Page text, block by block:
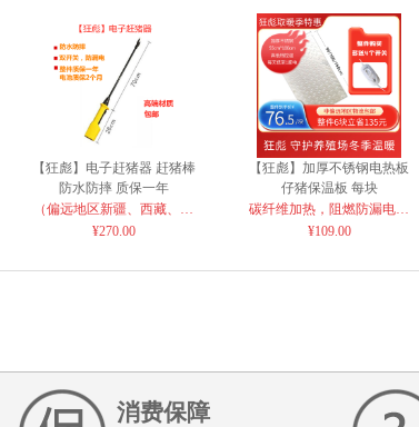
【狂彪】电子赶猪器 赶猪棒
防水防摔 质保一年
96cm12000毫安
（偏远地区新疆、西藏、青
海、宁夏、甘肃运费联系客
¥270.00
【狂彪】加厚不锈钢电热板
仔猪保温板 每块
55cm*100cm 高低档控温35-
65℃ 低至每天1度电 整件6块
加收运费下单请联系客服
碳纤维加热，阻燃防漏电，
整箱发货（偏远地区新疆、
费联系客服）
¥109.00
消费保障